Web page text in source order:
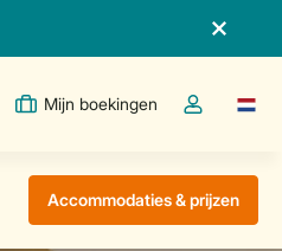
Mijn boekingen
Open deTaal
Accommodaties & prijzen